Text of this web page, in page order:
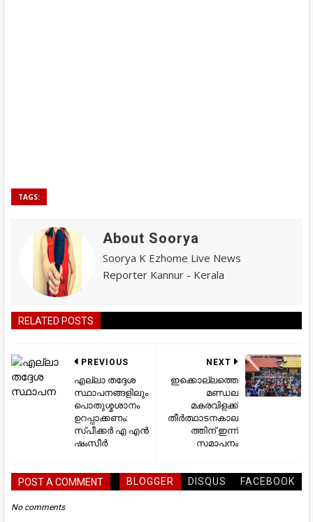
TAGS:
About Soorya
Soorya K Ezhome Live News
Reporter Kannur - Kerala
RELATED POSTS
NEXT
ഇക്കൊല്ലത്തെ
മണ്ഡല
മകരവിളക്ക്
തീർത്ഥാടനകാല
ത്തിന് ഇന്ന്
സമാപനം
PREVIOUS
എല്ലാ തദ്ദേശ
സ്ഥാപനങ്ങളിലും
പൊതുശ്മശാനം
ഉറപ്പാക്കണം:
സ്പീക്കര്‍ എ എന്‍
ഷംസീര്‍
POST A COMMENT BLOGGER DISQUS FACEBOOK
No comments